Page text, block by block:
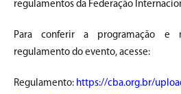
regulamentos da Federação
Para conferir a programação e
regulamento do evento, acesse:
Regulamento: https://cba.org.br/